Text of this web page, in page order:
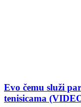
Evo čemu služi
tenisicama